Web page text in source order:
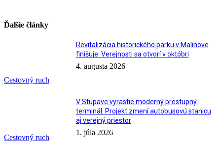
Ďalšie články
Cestovný ruch
Revitalizácia historického parku v Malinove
finišuje. Verejnosti sa otvorí v októbri
4. augusta 2026
Cestovný ruch
V Stupave vyrastie moderný prestupný
terminál. Projekt zmení autobusovú stanicu
aj verejný priestor
1. júla 2026